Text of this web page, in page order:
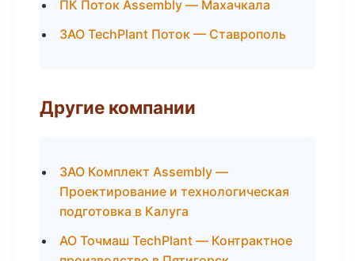
ПК Поток Assembly — Махачкала
ЗАО TechPlant Поток — Ставрополь
Другие компании
ЗАО Комплект Assembly —
Проектирование и технологическая
подготовка в Калуга
АО Точмаш TechPlant — Контрактное